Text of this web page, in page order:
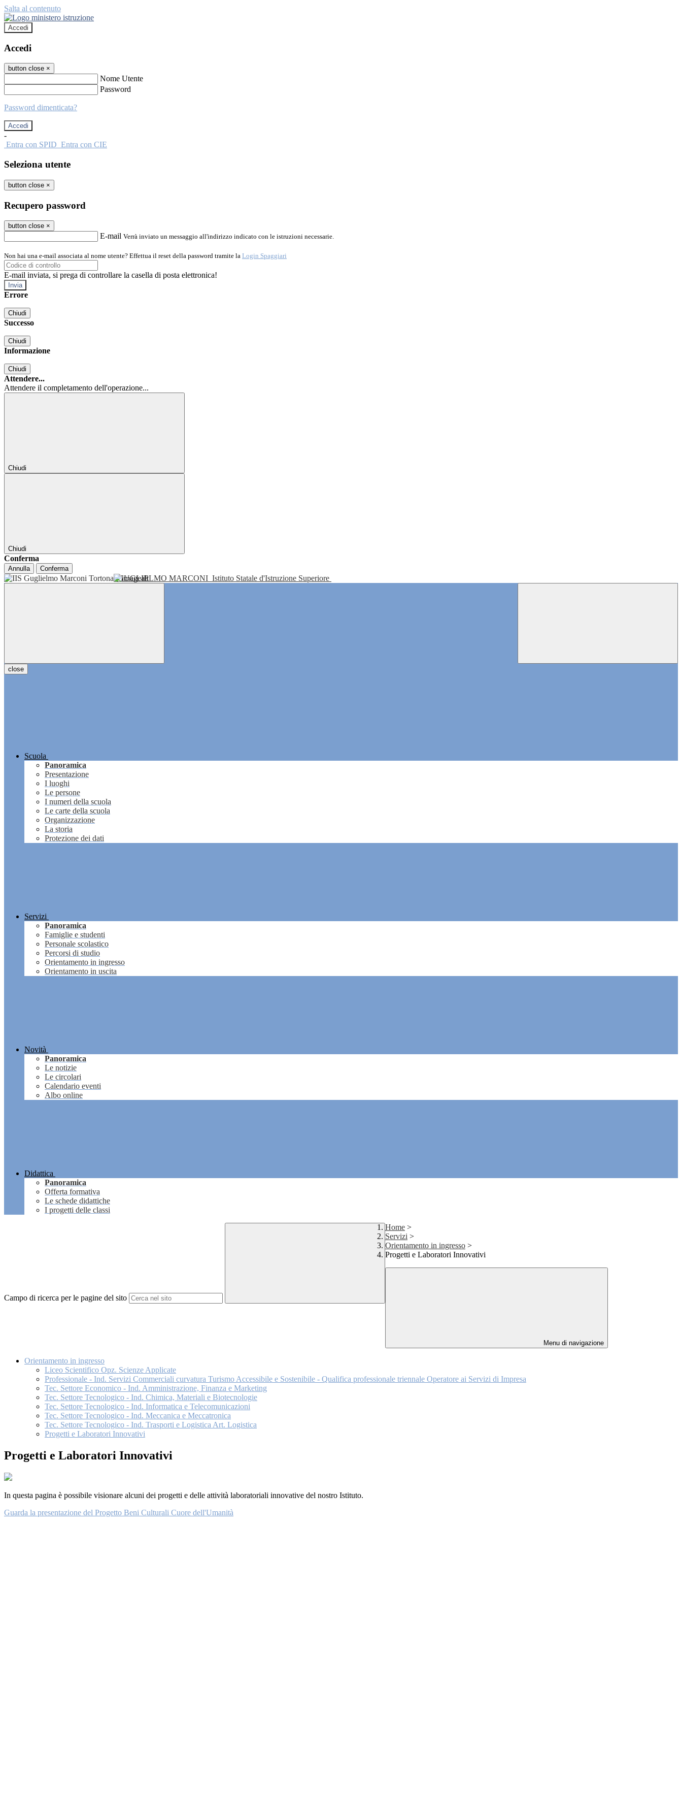
Salta al contenuto
Accedi
Accedi
button close ×
Nome Utente
Password
Password dimenticata?
-
Entra con SPID Entra con CIE
Seleziona utente
button close ×
Recupero password
button close ×
E-mail Verrà inviato un messaggio all'indirizzo indicato con le istruzioni necessarie.
Non hai una e-mail associata al nome utente? Effettua il reset della password tramite la Login Spaggiari
E-mail inviata, si prega di controllare la casella di posta elettronica!
Errore
Chiudi
Successo
Chiudi
Informazione
Chiudi
Attendere...
Attendere il completamento dell'operazione...
Chiudi
Chiudi
Conferma
Annulla Conferma
GUGLIELMO MARCONI Istituto Statale d'Istruzione Superiore
close
Scuola
Panoramica
Presentazione
I luoghi
Le persone
I numeri della scuola
Le carte della scuola
Organizzazione
La storia
Protezione dei dati
Servizi
Panoramica
Famiglie e studenti
Personale scolastico
Percorsi di studio
Orientamento in ingresso
Orientamento in uscita
Novità
Panoramica
Le notizie
Le circolari
Calendario eventi
Albo online
Didattica
Panoramica
Offerta formativa
Le schede didattiche
I progetti delle classi
Campo di ricerca per le pagine del sito
Home >
Servizi >
Orientamento in ingresso >
Progetti e Laboratori Innovativi
Menu di navigazione
Orientamento in ingresso
Liceo Scientifico Opz. Scienze Applicate
Professionale - Ind. Servizi Commerciali curvatura Turismo Accessibile e Sostenibile - Qualifica professionale triennale Operatore ai Servizi di Impresa
Tec. Settore Economico - Ind. Amministrazione, Finanza e Marketing
Tec. Settore Tecnologico - Ind. Chimica, Materiali e Biotecnologie
Tec. Settore Tecnologico - Ind. Informatica e Telecomunicazioni
Tec. Settore Tecnologico - Ind. Meccanica e Meccatronica
Tec. Settore Tecnologico - Ind. Trasporti e Logistica Art. Logistica
Progetti e Laboratori Innovativi
Progetti e Laboratori Innovativi
In questa pagina è possibile visionare alcuni dei progetti e delle attività laboratoriali innovative del nostro Istituto.
Guarda la presentazione del Progetto Beni Culturali Cuore dell'Umanità